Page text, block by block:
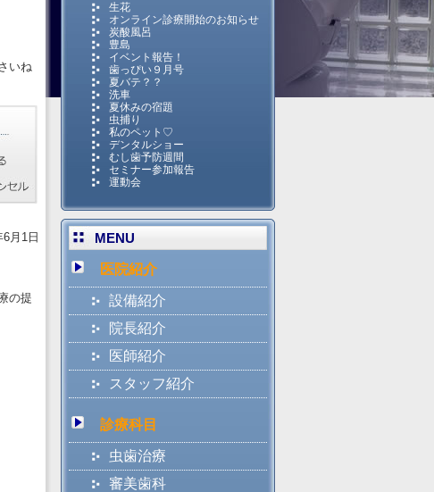
いね
月1日
の提
生花
オンライン診療開始のお知らせ
炭酸風呂
豊島
イベント報告！
歯っぴい９月号
夏バテ？？
洗車
夏休みの宿題
虫捕り
私のペット♡
デンタルショー
むし歯予防週間
セミナー参加報告
運動会
MENU
医院紹介
設備紹介
院長紹介
医師紹介
スタッフ紹介
診療科目
虫歯治療
審美歯科